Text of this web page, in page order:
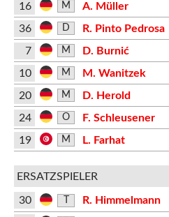
16 M A. Müller
36 D R. Pinto Pedrosa
7 M D. Burnić
10 M
M. Wanitzek
20
M
D. Herold
24
O
F. Schleusener
19
M L. Farhat
ERSATZSPIELER
30
R. Himmelmann